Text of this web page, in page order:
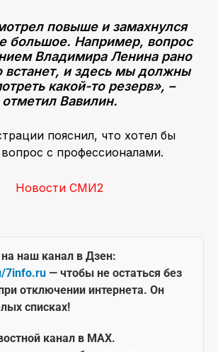
повыше и замахнулся
большое. Например, вопрос
Владимира Ленина рано
встанет, и здесь мы должны
какой-то резерв», –
отметил Вавилин.
пояснил, что хотел бы
с профессионалами.
Новости СМИ2
наш канал в Дзен:
7info.ru — чтобы не остаться без
отключении интернета. Он
списках!
канал в MAX.